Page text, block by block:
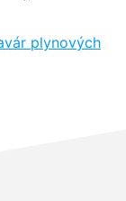
plynových